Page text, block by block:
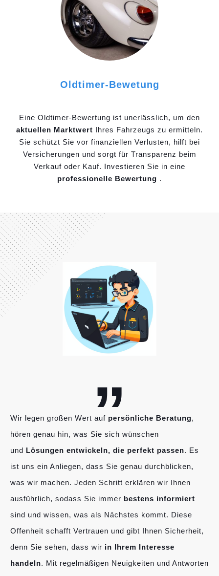
Oldtimer-Bewetung
Eine Oldtimer-Bewertung ist unerlässlich, um den
aktuellen Marktwert Ihres Fahrzeugs zu ermitteln.
Sie schützt Sie vor finanziellen Verlusten, hilft bei
Versicherungen und sorgt für Transparenz beim
Verkauf oder Kauf. Investieren Sie in eine
professionelle Bewertung .
„
Wir legen großen Wert auf persönliche Beratung,
hören genau hin, was Sie sich wünschen
und Lösungen entwickeln, die perfekt passen. Es
ist uns ein Anliegen, dass Sie genau durchblicken,
was wir machen. Jeden Schritt erklären wir Ihnen
ausführlich, sodass Sie immer bestens informiert
sind und wissen, was als Nächstes kommt. Diese
Offenheit schafft Vertrauen und gibt Ihnen Sicherheit,
denn Sie sehen, dass wir in Ihrem Interesse
handeln. Mit regelmäßigen Neuigkeiten und Antworten